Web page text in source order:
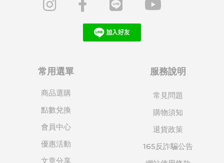
常用選單
商品選購
點數兌換
會員中心
優惠活動
文章分享
服務說明
常見問題
購物須知
退貨政策
165反詐騙公告